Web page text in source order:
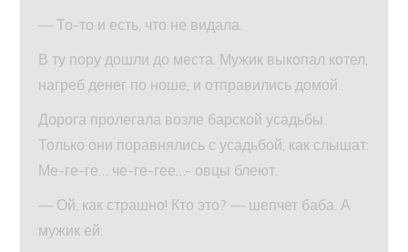
— То-то и есть, что не видала.
В ту пору дошли до места. Мужик выкопал котел,
нагреб денег по ноше, и отправились домой.
Дорога пролегала возле барской усадьбы.
Только они поравнялись с усадьбой, как слышат:
Ме-ге-ге… че-ге-гее…- овцы блеют.
— Ой, как страшно! Кто это? — шепчет баба. А
мужик ей: